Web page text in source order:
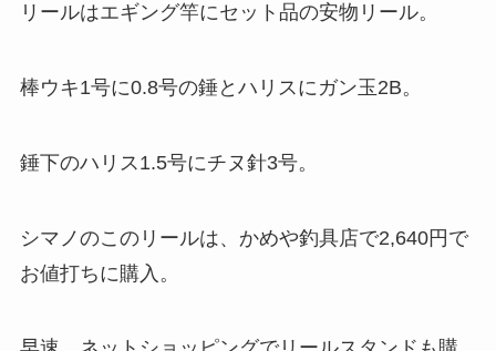
リールはエギング竿にセット品の安物リール。
棒ウキ1号に0.8号の錘とハリスにガン玉2B。
錘下のハリス1.5号にチヌ針3号。
シマノのこのリールは、かめや釣具店で2,640円で
お値打ちに購入。